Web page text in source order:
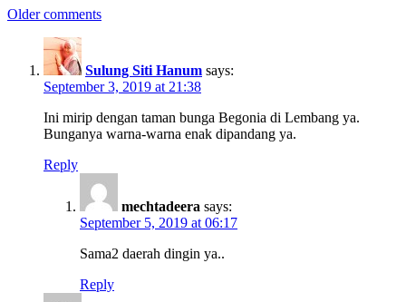
Older comments
Sulung Siti Hanum says:
September 3, 2019 at 21:38
Ini mirip dengan taman bunga Begonia di Lembang ya.
Bunganya warna-warna enak dipandang ya.
Reply
mechtadeera says:
September 5, 2019 at 06:17
Sama2 daerah dingin ya..
Reply